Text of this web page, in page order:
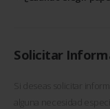
Solicitar
Si deseas solicitar
alguna necesidad